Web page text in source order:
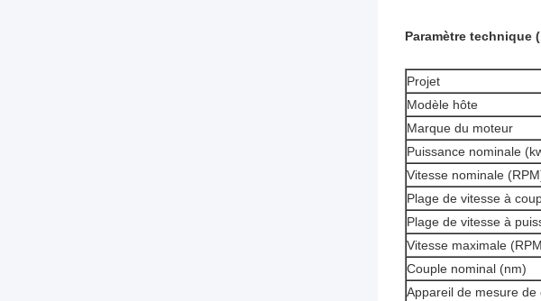
Paramètre technique
Projet
Modèle hôte
Marque du moteur
Puissance nominale
Vitesse nominale
Plage de vitesse à
Plage de vitesse à
Vitesse maximale
Couple nominal (nm)
Appareil de mesure de